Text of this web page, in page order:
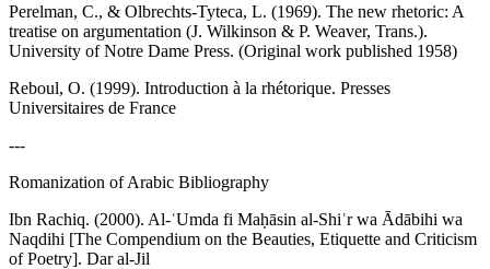
Perelman, C., & Olbrechts-Tyteca, L. (1969). The new rhetoric: A
treatise on argumentation (J. Wilkinson & P. Weaver, Trans.).
University of Notre Dame Press. (Original work published 1958)
Reboul, O. (1999). Introduction à la rhétorique. Presses
Universitaires de France
---
Romanization of Arabic Bibliography
Ibn Rachiq. (2000). Al-ʿUmda fi Maḥāsin al-Shiʿr wa Ādābihi wa
Naqdihi [The Compendium on the Beauties, Etiquette and Criticism
of Poetry]. Dar al-Jil